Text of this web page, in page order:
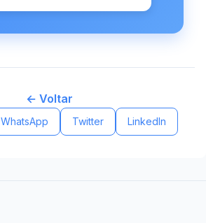
← Voltar
WhatsApp Twitter LinkedIn